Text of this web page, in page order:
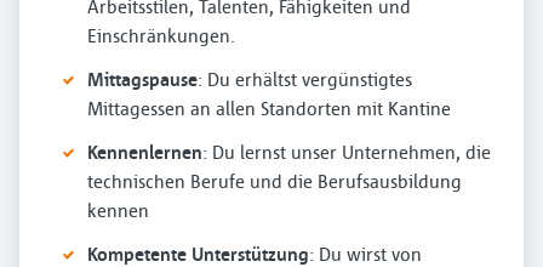
Arbeitsstilen, Talenten, Fähigkeiten und
Einschränkungen.
Mittagspause: Du erhältst vergünstigtes
Mittagessen an allen Standorten mit Kantine
Kennenlernen: Du lernst unser Unternehmen, die
technischen Berufe und die Berufsausbildung
kennen
Kompetente Unterstützung: Du wirst von